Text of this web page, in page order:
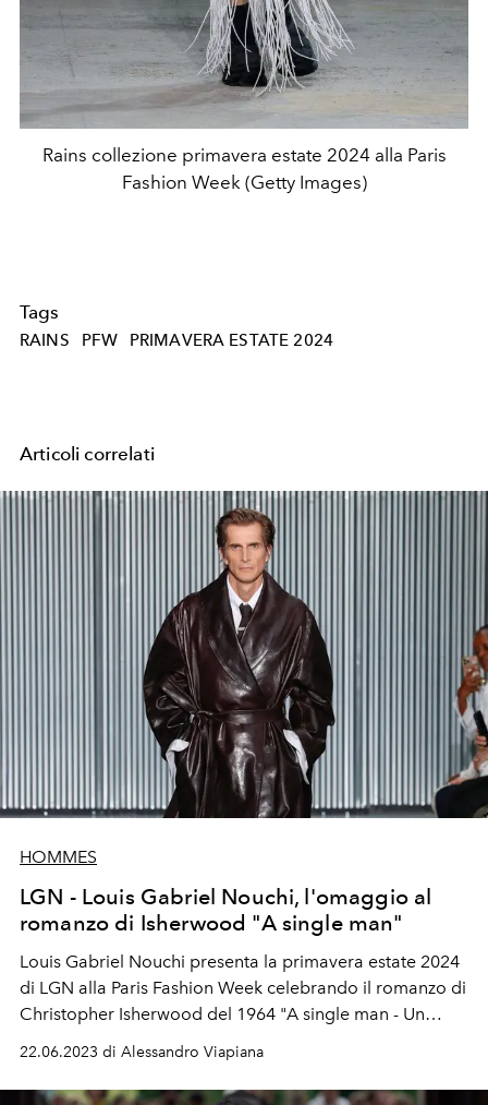
Rains collezione primavera estate 2024 alla Paris
Fashion Week (Getty Images)
Tags
RAINS PFW PRIMAVERA ESTATE 2024
Articoli correlati
HOMMES
LGN - Louis Gabriel Nouchi, l'omaggio al
romanzo di Isherwood "A single man"
Louis Gabriel Nouchi presenta la primavera estate 2024
di LGN alla Paris Fashion Week celebrando il romanzo di
Christopher Isherwood del 1964 "A single man - Un
uomo solo".
22.06.2023 di Alessandro Viapiana